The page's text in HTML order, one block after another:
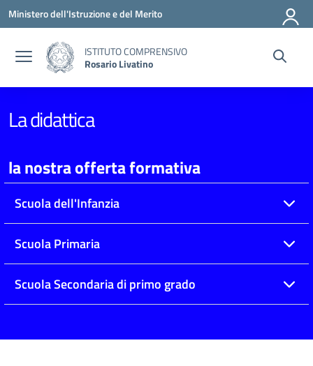
Vai ai contenuti
Vai al menu di navigazione
Vai al footer
Ministero dell'Istruzione e del Merito
ISTITUTO COMPRENSIVO
Rosario Livatino
La didattica
la nostra offerta formativa
Scuola dell'Infanzia
Scuola Primaria
Scuola Secondaria di primo grado